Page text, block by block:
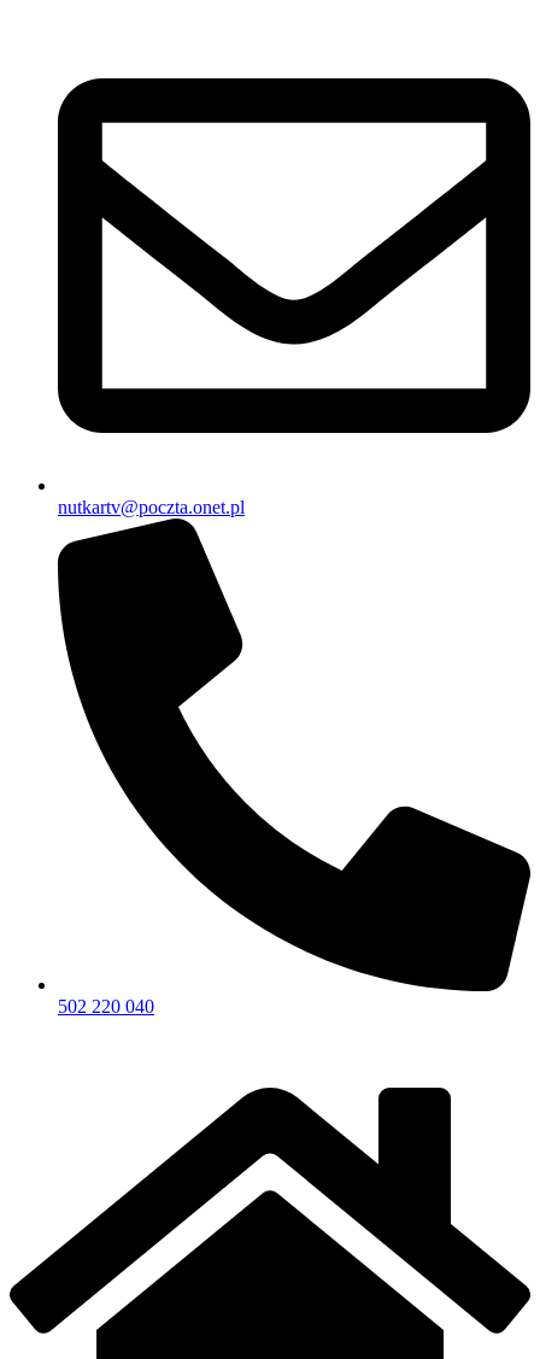
nutkartv@poczta.onet.pl
502 220 040